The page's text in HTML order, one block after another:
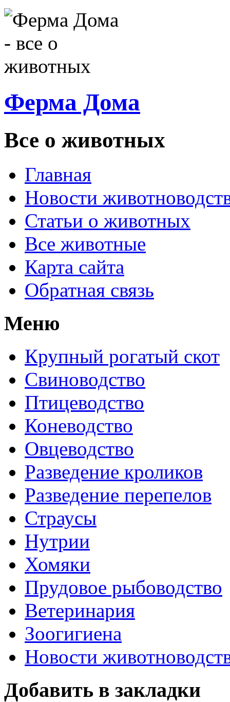
Ферма Дома
Все о животных
Главная
Новости
Статьи о животных
Все животные
Карта сайта
Обратная связь
Меню
Крупный рогатый скот
Свиноводство
Птицеводство
Коневодство
Овцеводство
Разведение кроликов
Разведение перепелов
Страусы
Нутрии
Хомяки
Прудовое рыбоводство
Ветеринария
Зоогигиена
Новости
Добавить в закладки